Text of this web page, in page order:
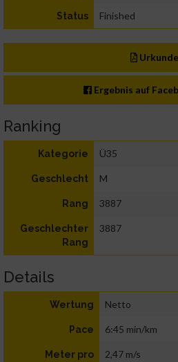
Status Finished
Urkunde
Ergebnis auf
Ranking
Kategorie Ü35
Geschlecht M
Rang 3887
Geschlechter
Rang
3887
Details
Wertung Netto
Pace 6:45 min/km
Meter pro
2,47 m/s